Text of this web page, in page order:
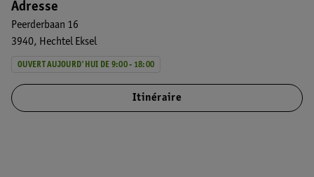
Adresse
Peerderbaan 16
3940
Hechtel Eksel
OUVERT AUJOURD'HUI DE 9:00 - 18:00
Itinéraire